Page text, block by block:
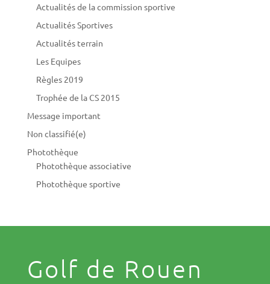
Actualités de la commission sportive
Actualités Sportives
Actualités terrain
Les Equipes
Règles 2019
Trophée de la CS 2015
Message important
Non classifié(e)
Photothèque
Photothèque associative
Photothèque sportive
Golf de Rouen